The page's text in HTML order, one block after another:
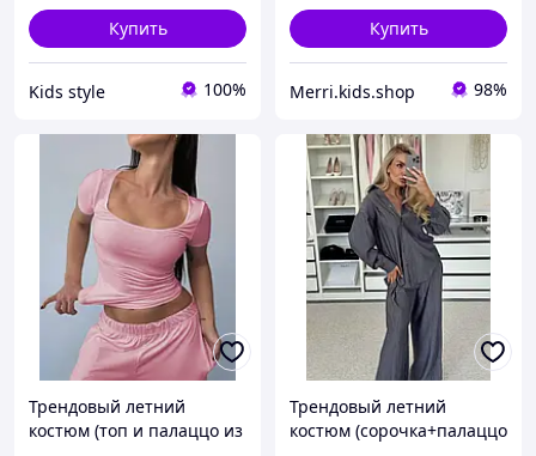
Купить
Kids style 100%
Купить
Merri.kids.shop 98%
Трендовый летний
костюм (топ и палаццо из
Трендовый летний
костюм (сорочка+палаццо